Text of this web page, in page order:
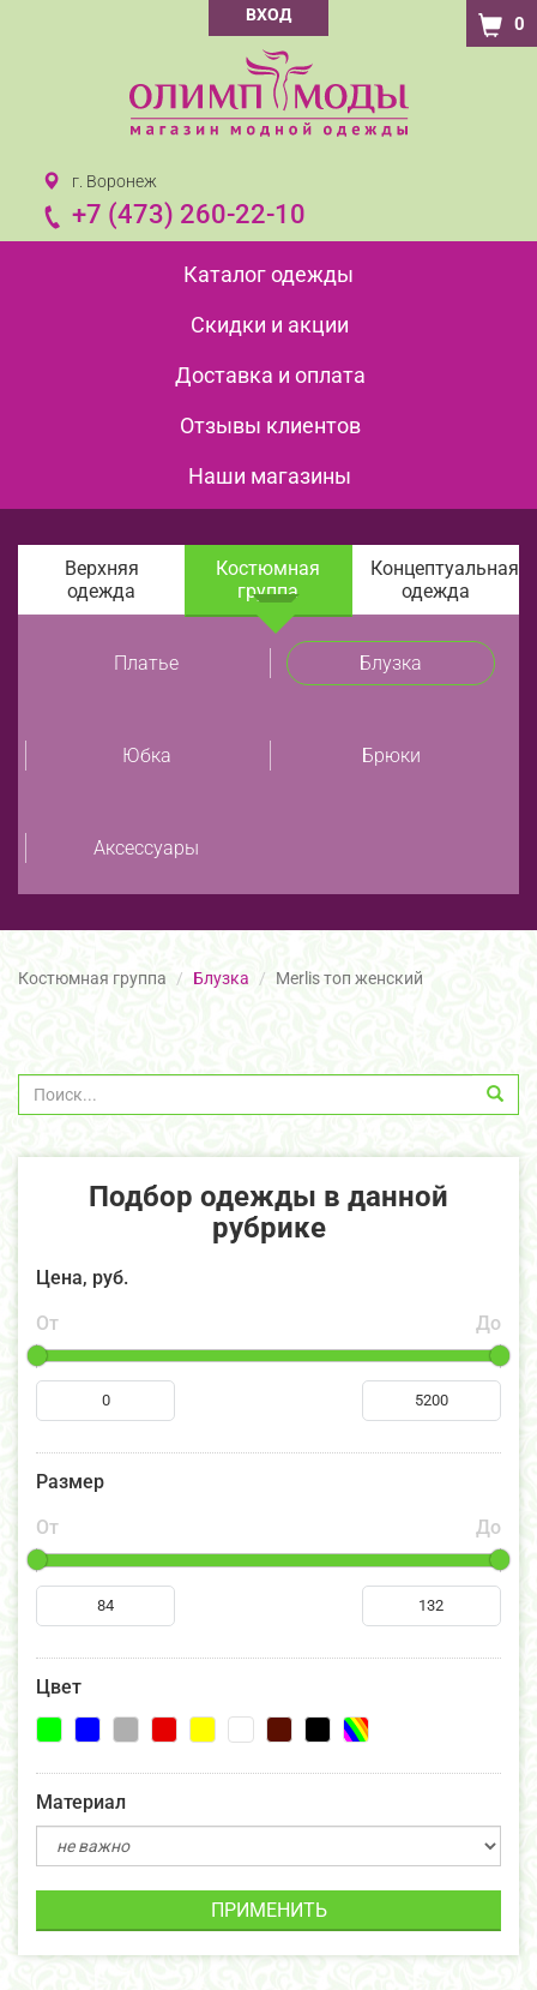
ВХОД 0
г. Воронеж
+7 (473) 260-22-10
Каталог одежды
Скидки и акции
Доставка и оплата
Отзывы клиентов
Наши магазины
Верхняя
одежда
Костюмная
группа
Концептуальная
одежда
Платье Блузка
Юбка Брюки
Аксессуары
Костюмная группа Блузка Merlis топ женский
Подбор одежды в данной
рубрике
Цена, руб.
От
До
Размер
От
До
Цвет
Материал
ПРИМЕНИТЬ